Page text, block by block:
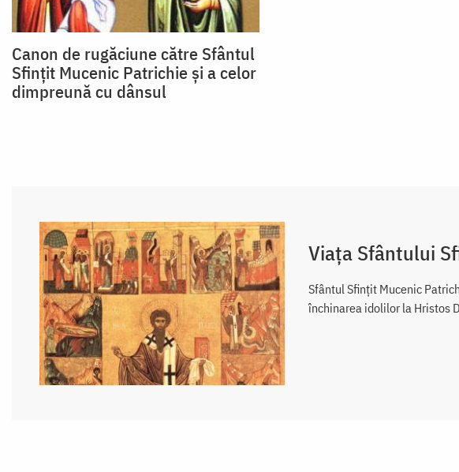
Canon de rugăciune către Sfântul
Sfinţit Mucenic Patrichie şi a celor
dimpreună cu dânsul
Viața Sfântului
Sfântul Sfințit Mucenic
închinarea idolilor la Hristos